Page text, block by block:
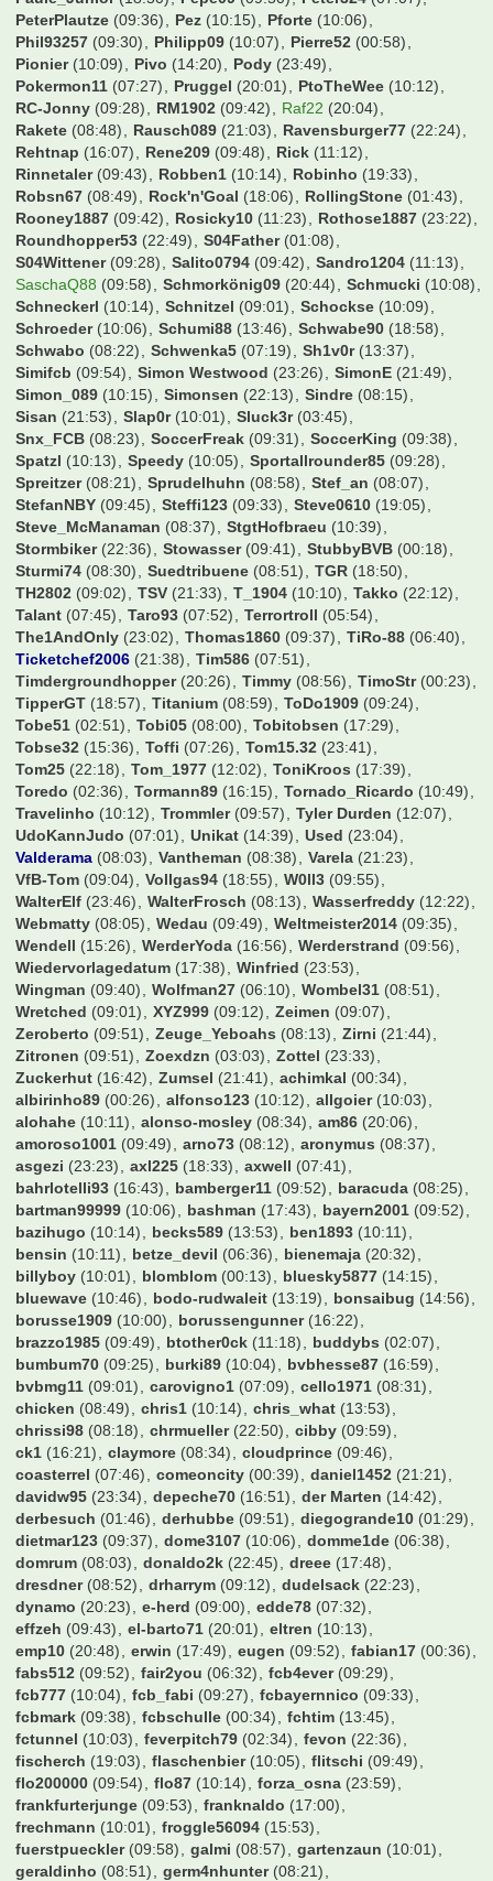
PeterPlautze (09:36) Pez (10:15) Pforte (10:06)
Phil93257 (09:30) Philipp09 (10:07) Pierre52 (00:58)
Pionier(10:09) Pivo (14:20) Pody (23:49)
Pokermon11 (07:27) Pruggel (20:01) PtoTheWee (10:12)
RC-Jonny (09:28) RM1902 (09:42) Raf22 (20:04)
Rakete (08:48) Rausch089 (21:03) Ravensburger77 (22:24)
Rehtnap (16:07) Rene209 (09:48) Rick (11:12)
Rinnetaler(09:43) Robben1 (10:14) Robinho (19:33)
Robsn67 (08:49) Rock'n'Goal (18:06) RollingStone (01:43)
Rooney1887 (09:42) Rosicky10 (11:23) Rothose1887 (23:22)
Roundhopper53 (22:49) S04Father(01:08)
S04Wittener(09:28) Salito0794 (09:42) Sandro1204 (11:13)
SaschaQ88 (09:58) Schmorkönig09 (20:44) Schmucki (10:08)
Schneckerl (10:14) Schnitzel (09:01) Schockse (10:09)
Schroeder(10:06) Schumi88 (13:46) Schwabe90 (18:58)
Schwabo (08:22) Schwenka5 (07:19) Sh1v0r(13:37)
Simifcb (09:54) Simon Westwood (23:26) SimonE (21:49)
Simon_089 (10:15) Simonsen (22:13) Sindre (08:15)
Sisan (21:53) Slap0r(10:01) Sluck3r(03:45)
Snx_FCB (08:23) SoccerFreak (09:31) SoccerKing (09:38)
Spatzl (10:13) Speedy (10:05) Sportallrounder85 (09:28)
Spreitzer(08:21) Sprudelhuhn (08:58) Stef_an (08:07)
StefanNBY (09:45) Steffi123 (09:33) Steve0610 (19:05)
Steve_McManaman (08:37) StgtHofbraeu (10:39)
Stormbiker(22:36) Stowasser(09:41) StubbyBVB (00:18)
Sturmi74 (08:30) Suedtribuene (08:51) TGR (18:50)
TH2802 (09:02) TSV (21:33) T_1904 (10:10) Takko (22:12)
Talant (07:45) Taro93 (07:52) Terrortroll (05:54)
The1AndOnly (23:02) Thomas1860 (09:37) TiRo-88 (06:40)
Ticketchef2006 (21:38) Tim586 (07:51)
Timdergroundhopper(20:26) Timmy (08:56) TimoStr(00:23)
TipperGT (18:57) Titanium (08:59) ToDo1909 (09:24)
Tobe51 (02:51) Tobi05 (08:00) Tobitobsen (17:29)
Tobse32 (15:36) Toffi (07:26) Tom15.32 (23:41)
Tom25 (22:18) Tom_1977 (12:02) ToniKroos (17:39)
Toredo (02:36) Tormann89 (16:15) Tornado_Ricardo (10:49)
Travelinho (10:12) Trommler(09:57) Tyler Durden (12:07)
UdoKannJudo (07:01) Unikat (14:39) Used (23:04)
Valderama (08:03) Vantheman (08:38) Varela (21:23)
VfB-Tom (09:04) Vollgas94 (18:55) W0ll3 (09:55)
WalterElf (23:46) WalterFrosch (08:13) Wasserfreddy (12:22)
Webmatty (08:05) Wedau (09:49) Weltmeister2014 (09:35)
Wendell (15:26) WerderYoda (16:56) Werderstrand (09:56)
Wiedervorlagedatum (17:38) Winfried (23:53)
Wingman (09:40) Wolfman27 (06:10) Wombel31 (08:51)
Wretched (09:01) XYZ999 (09:12) Zeimen (09:07)
Zeroberto (09:51) Zeuge_Yeboahs (08:13) Zirni (21:44)
Zitronen (09:51) Zoexdzn (03:03) Zottel (23:33)
Zuckerhut (16:42) Zumsel (21:41) achimkal (00:34)
albirinho89 (00:26) alfonso123 (10:12) allgoier(10:03)
alohahe (10:11) alonso-mosley (08:34) am86 (20:06)
amoroso1001 (09:49) arno73 (08:12) aronymus (08:37)
asgezi (23:23) axl225 (18:33) axwell (07:41)
bahrlotelli93 (16:43) bamberger11 (09:52) baracuda (08:25)
bartman99999 (10:06) bashman (17:43) bayern2001 (09:52)
bazihugo (10:14) becks589 (13:53) ben1893 (10:11)
bensin (10:11) betze_devil (06:36) bienemaja (20:32)
billyboy (10:01) blomblom (00:13) bluesky5877 (14:15)
bluewave (10:46) bodo-rudwaleit (13:19) bonsaibug (14:56)
borusse1909 (10:00) borussengunner(16:22)
brazzo1985 (09:49) btother0ck (11:18) buddybs (02:07)
bumbum70 (09:25) burki89 (10:04) bvbhesse87 (16:59)
bvbmg11 (09:01) carovigno1 (07:09) cello1971 (08:31)
chicken (08:49) chris1 (10:14) chris_what (13:53)
chrissi98 (08:18) chrmueller(22:50) cibby (09:59)
ck1 (16:21) claymore (08:34) cloudprince (09:46)
coasterrel (07:46) comeoncity (00:39) daniel1452 (21:21)
davidw95 (23:34) depeche70 (16:51) der Marten (14:42)
derbesuch (01:46) derhubbe (09:51) diegogrande10 (01:29)
dietmar123 (09:37) dome3107 (10:06) domme1de (06:38)
domrum (08:03) donaldo2k (22:45) dreee (17:48)
dresdner(08:52) drharrym (09:12) dudelsack (22:23)
dynamo (20:23) e-herd (09:00) edde78 (07:32)
effzeh (09:43) el-barto71 (20:01) eltren (10:13)
emp10 (20:48) erwin (17:49) eugen (09:52) fabian17 (00:36)
fabs512 (09:52) fair2you (06:32) fcb4ever(09:29)
fcb777 (10:04) fcb_fabi (09:27) fcbayernnico (09:33)
fcbmark (09:38) fcbschulle (00:34) fchtim (13:45)
fctunnel (10:03) feverpitch79 (02:34) fevon (22:36)
fischerch (19:03) flaschenbier(10:05) flitschi (09:49)
flo200000 (09:54) flo87 (10:14) forza_osna (23:59)
frankfurterjunge (09:53) franknaldo (17:00)
frechmann (10:01) froggle56094 (15:53)
fuerstpueckler(09:58) galmi (08:57) gartenzaun (10:01)
geraldinho (08:51) germ4nhunter(08:21)